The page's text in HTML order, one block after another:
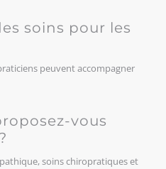
soins pour les
peuvent accompagner
vous
soins chiropratiques et